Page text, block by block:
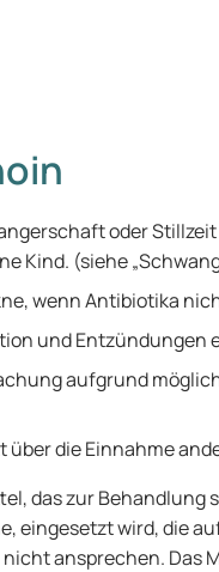
oder
Kind. (siehe
wenn Antibiotika
und Entzündungen
aufgrund
über die Einnahme
das zur Behandlung
eingesetzt wird, die
ansprechen. Das